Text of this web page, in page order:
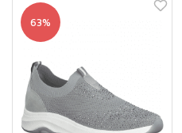
63%